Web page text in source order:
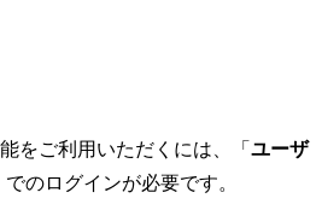
をご利用いただくには、「ユーザ
でのログインが必要です。